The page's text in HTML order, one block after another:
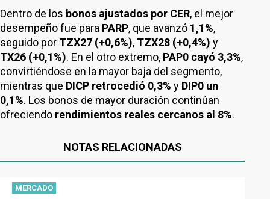
Dentro de los bonos ajustados por CER, el mejor
desempeño fue para PARP, que avanzó 1,1%,
seguido por TZX27 (+0,6%), TZX28 (+0,4%) y
TX26 (+0,1%). En el otro extremo, PAP0 cayó 3,3%,
convirtiéndose en la mayor baja del segmento,
mientras que DICP retrocedió 0,3% y DIP0 un
0,1%. Los bonos de mayor duración continúan
ofreciendo rendimientos reales cercanos al 8%.
NOTAS RELACIONADAS
MERCADO